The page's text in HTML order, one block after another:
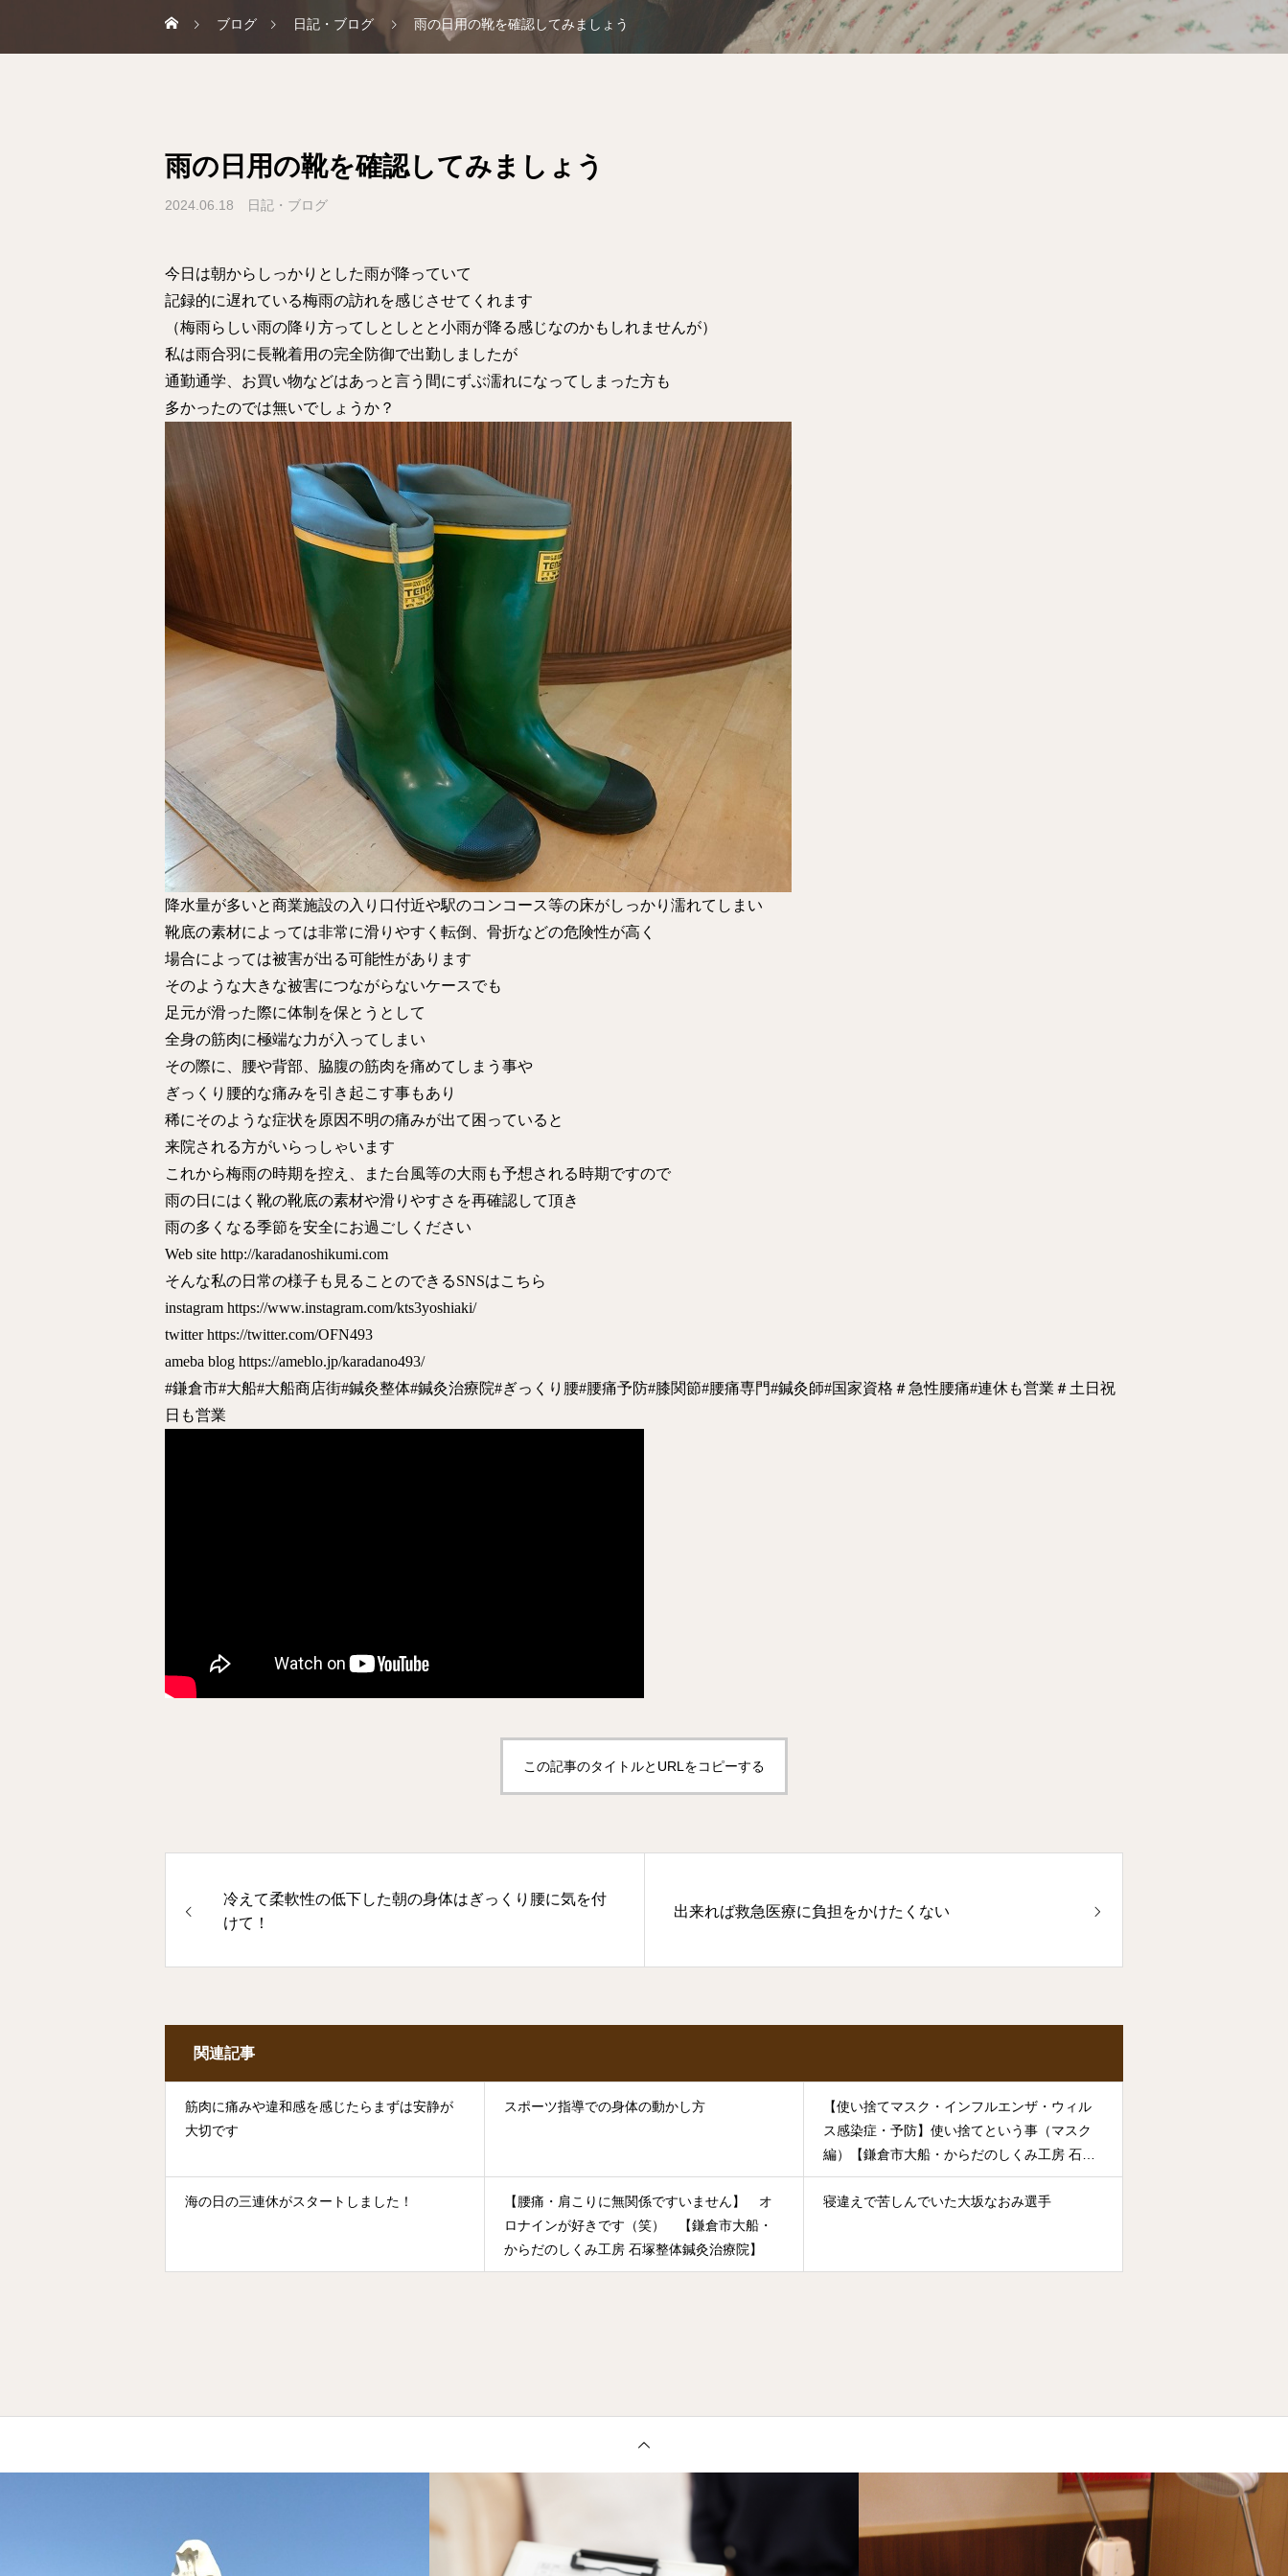
ブログ 日記・ブログ 雨の日用の靴を確認してみましょう
雨の日用の靴を確認してみましょう
2024.06.18 日記・ブログ
今日は朝からしっかりとした雨が降っていて
記録的に遅れている梅雨の訪れを感じさせてくれます
（梅雨らしい雨の降り方ってしとしとと小雨が降る感じなのかもしれませんが）
私は雨合羽に長靴着用の完全防御で出勤しましたが
通勤通学、お買い物などはあっと言う間にずぶ濡れになってしまった方も
多かったのでは無いでしょうか？
降水量が多いと商業施設の入り口付近や駅のコンコース等の床がしっかり濡れてしまい
靴底の素材によっては非常に滑りやすく転倒、骨折などの危険性が高く
場合によっては被害が出る可能性があります
そのような大きな被害につながらないケースでも
足元が滑った際に体制を保とうとして
全身の筋肉に極端な力が入ってしまい
その際に、腰や背部、脇腹の筋肉を痛めてしまう事や
ぎっくり腰的な痛みを引き起こす事もあり
稀にそのような症状を原因不明の痛みが出て困っていると
来院される方がいらっしゃいます
これから梅雨の時期を控え、また台風等の大雨も予想される時期ですので
雨の日にはく靴の靴底の素材や滑りやすさを再確認して頂き
雨の多くなる季節を安全にお過ごしください
Web site http://karadanoshikumi.com
そんな私の日常の様子も見ることのできるSNSはこちら
instagram https://www.instagram.com/kts3yoshiaki/
twitterhttps://twitter.com/OFN493
ameba blog https://ameblo.jp/karadano493/
#鎌倉市#大船#大船商店街#鍼灸整体#鍼灸治療院#ぎっくり腰#腰痛予防#膝関節#腰痛専門#鍼灸師#国家資格 ＃急性腰痛#連休も営業 ＃土日祝
日も営業
この記事のタイトルとURLをコピーする
冷えて柔軟性の低下した朝の身体はぎっくり腰に気を付
けて！
出来れば救急医療に負担をかけたくない
関連記事
筋肉に痛みや違和感を感じたらまずは安静が
大切です
スポーツ指導での身体の動かし方
【使い捨てマスク・インフルエンザ・ウィル
ス感染症・予防】使い捨てという事（マスク
編）【鎌倉市大船・からだのしくみ工房 石塚
整体鍼灸治療院】
海の日の三連休がスタートしました！
【腰痛・肩こりに無関係ですいません】 オ
ロナインが好きです（笑） 【鎌倉市大船・
からだのしくみ工房 石塚整体鍼灸治療院】
寝違えで苦しんでいた大坂なおみ選手